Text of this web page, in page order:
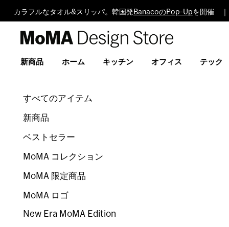
カラフルなタオル&スリッパ。韓国発 BanacoのPop-Upを開催
Design
新商品 ホーム キッチン オフィス テック
すべてのアイテム
新商品
ベストセラー
MoMA コレクション
MoMA 限定商品
MoMA ロゴ
New Era MoMA Edition